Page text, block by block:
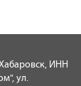
ИНН
ул.